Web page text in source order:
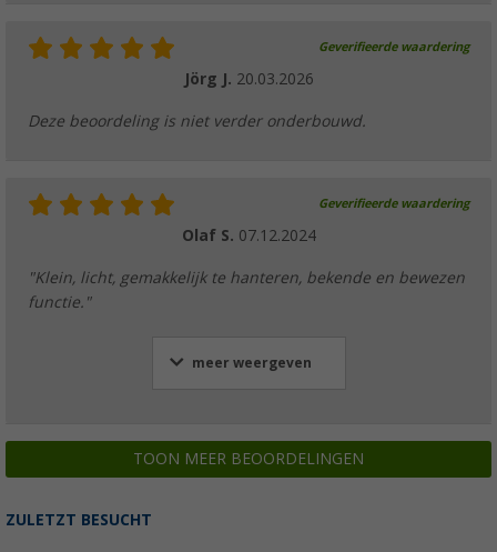
Geverifieerde waardering
Jörg J. 20.03.2026
Deze beoordeling is niet verder onderbouwd.
Geverifieerde waardering
Olaf S. 07.12.2024
"Klein, licht, gemakkelijk te hanteren, bekende en bewezen
functie."
meer weergeven
TOON MEER BEOORDELINGEN
ZULETZT BESUCHT